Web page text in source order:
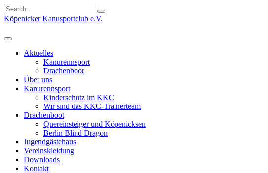
Search
for:
Köpenicker Kanusportclub e.V.
Aktuelles
Kanurennsport
Drachenboot
Über uns
Kanurennsport
Kinderschutz im KKC
Wir sind das KKC-Trainerteam
Drachenboot
Quereinsteiger und Köpenicksen
Berlin Blind Dragon
Jugendgästehaus
Vereinskleidung
Downloads
Kontakt